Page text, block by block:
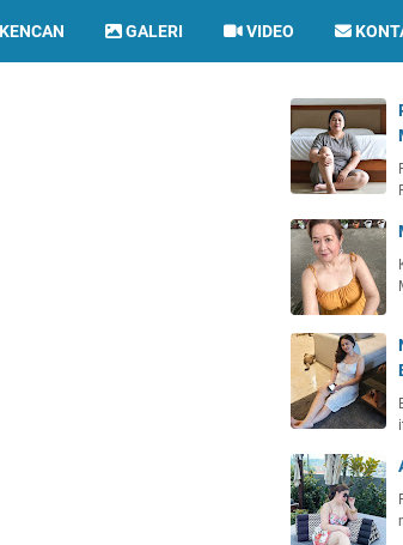
GALERI VIDEO